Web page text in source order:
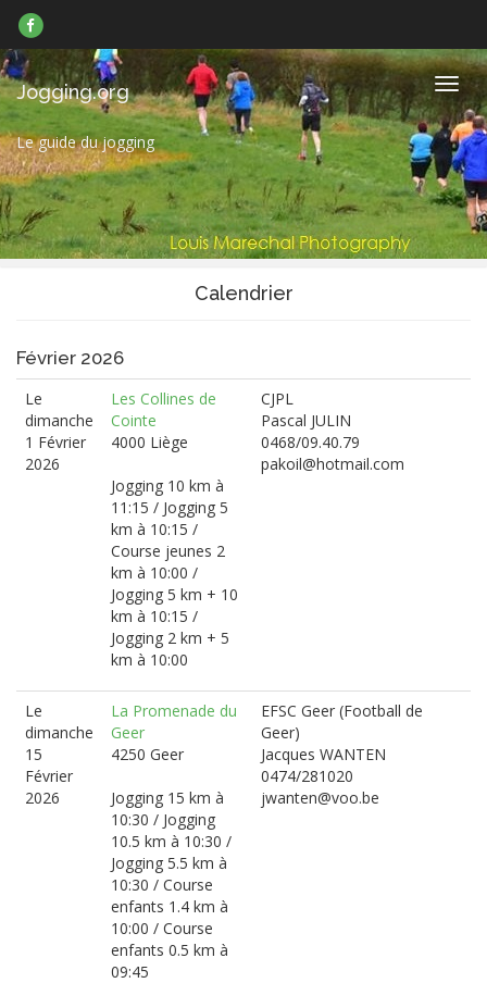
sur
Facebook
Jogging.org
Le guide du jogging
Calendrier
Février 2026
Le
dimanche
1 Février
2026
Les Collines de
Cointe
4000 Liège
Jogging 10 km à
11:15 / Jogging 5
km à 10:15 /
Course jeunes 2
km à 10:00 /
Jogging 5 km + 10
km à 10:15 /
Jogging 2 km + 5
km à 10:00
CJPL
Pascal JULIN
0468/09.40.79
pakoil@hotmail.com
Le
dimanche
15
Février
2026
La Promenade du
Geer
4250 Geer
Jogging 15 km à
10:30 / Jogging
10.5 km à 10:30 /
Jogging 5.5 km à
10:30 / Course
enfants 1.4 km à
10:00 / Course
enfants 0.5 km à
09:45
EFSC Geer (Football de
Geer)
Jacques WANTEN
0474/281020
jwanten@voo.be